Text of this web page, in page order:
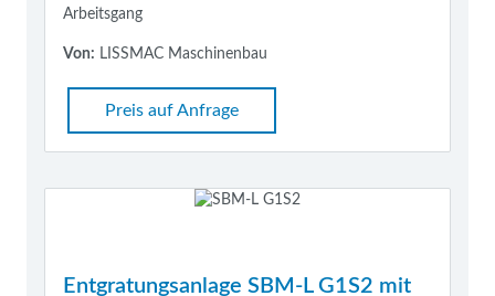
Arbeitsgang
Von: LISSMAC Maschinenbau
Preis auf Anfrage
Entgratungsanlage SBM-L G1S2 mit